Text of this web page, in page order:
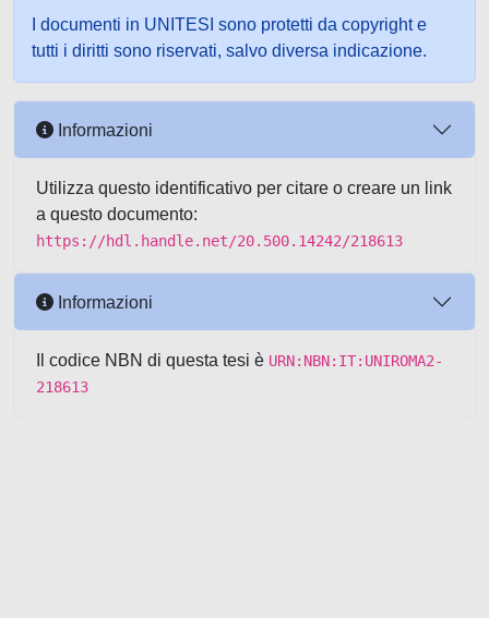
I documenti in UNITESI sono protetti da copyright e
tutti i diritti sono riservati, salvo diversa indicazione.
Informazioni
Utilizza questo identificativo per citare o creare un link
a questo documento:
https://hdl.handle.net/20.500.14242/218613
Informazioni
Il codice NBN di questa tesi è URN:NBN:IT:UNIROMA2-
218613